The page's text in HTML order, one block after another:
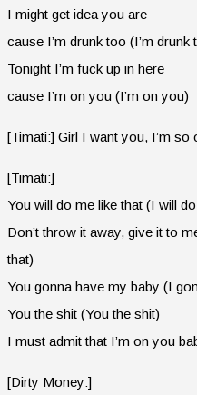
I might get idea you are
cause I’m drunk too (I’m
Tonight I’m fuck up in here
cause I’m on you (I’m on you)
[Timati:] Girl I want you, I’m so
[Timati:]
You will do me like that (I will
Don’t throw it away, give it to
that)
You gonna have my baby (I
You the shit (You the shit)
I must admit that I’m on you
[Dirty Money:]